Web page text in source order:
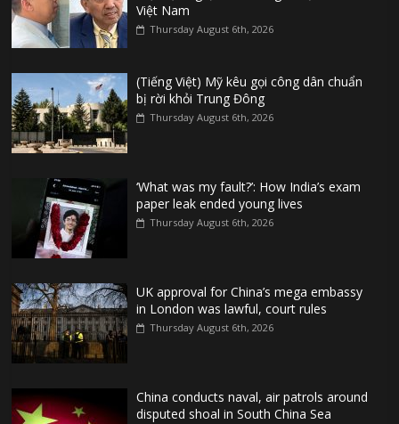
Việt Nam
Thursday August 6th, 2026
(Tiếng Việt) Mỹ kêu gọi công dân chuẩn
bị rời khỏi Trung Đông
Thursday August 6th, 2026
‘What was my fault?’: How India’s exam
paper leak ended young lives
Thursday August 6th, 2026
UK approval for China’s mega embassy
in London was lawful, court rules
Thursday August 6th, 2026
China conducts naval, air patrols around
disputed shoal in South China Sea